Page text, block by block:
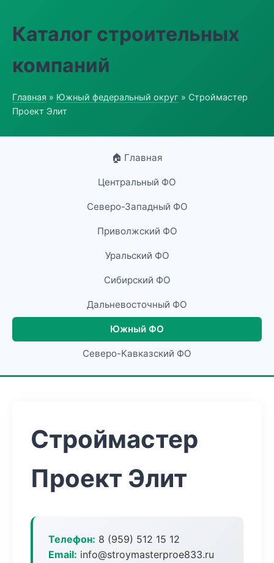
Каталог строительных
компаний
Главная » Южный федеральный округ » Строймастер
Проект Элит
🏠 Главная
Центральный ФО
Северо-Западный ФО
Приволжский ФО
Уральский ФО
Сибирский ФО
Дальневосточный ФО
Южный ФО
Северо-Кавказский ФО
Строймастер
Проект Элит
Телефон: 8 (959) 512 15 12
Email: info@stroymasterproe833.ru